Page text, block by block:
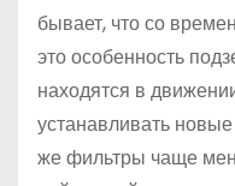
бывает, что со
это особенность
находятся в
устанавливать
же фильтры чаще